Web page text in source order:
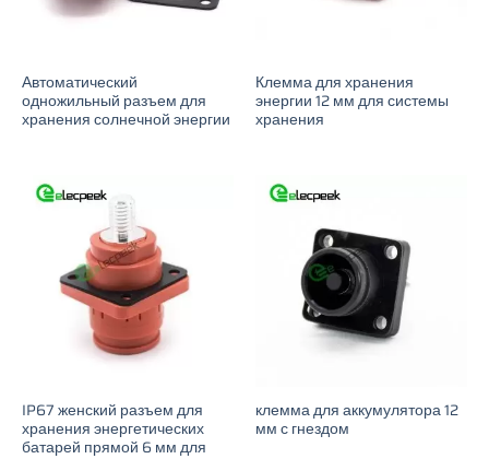
Автоматический
одножильный разъем для
хранения солнечной энергии
Клемма для хранения
энергии 12 мм для системы
хранения
IP67 женский разъем для
хранения энергетических
батарей прямой 6 мм для
клемма для аккумулятора 12
мм с гнездом